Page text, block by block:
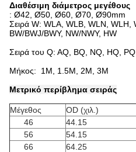
Διαθέσιμη διάμετρος μεγέθους
: Ø42, Ø50, Ø60, Ø70, Ø90mm
Σειρά W: WLA, WLB, WLN, WLH,
BW/BWJ/BWY, NW/NWY, HW
Σειρά του Q: AQ, BQ, NQ, HQ, PQ
Μήκος: 1M, 1.5M, 2M, 3M
Μετρικό περίβλημα σειράς
Μέγεθος OD (χιλ.)
46
44.15
56
54.15
66
64.25